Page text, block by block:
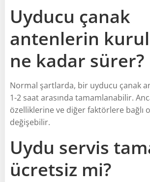
Uyducu çanak
antenlerin
ne kadar sürer?
Normal şartlarda, bir uyducu çanak
1-2 saat arasında tamamlanabilir.
özelliklerine ve diğer faktörlere bağlı
değişebilir.
Uydu servis
ücretsiz mi?